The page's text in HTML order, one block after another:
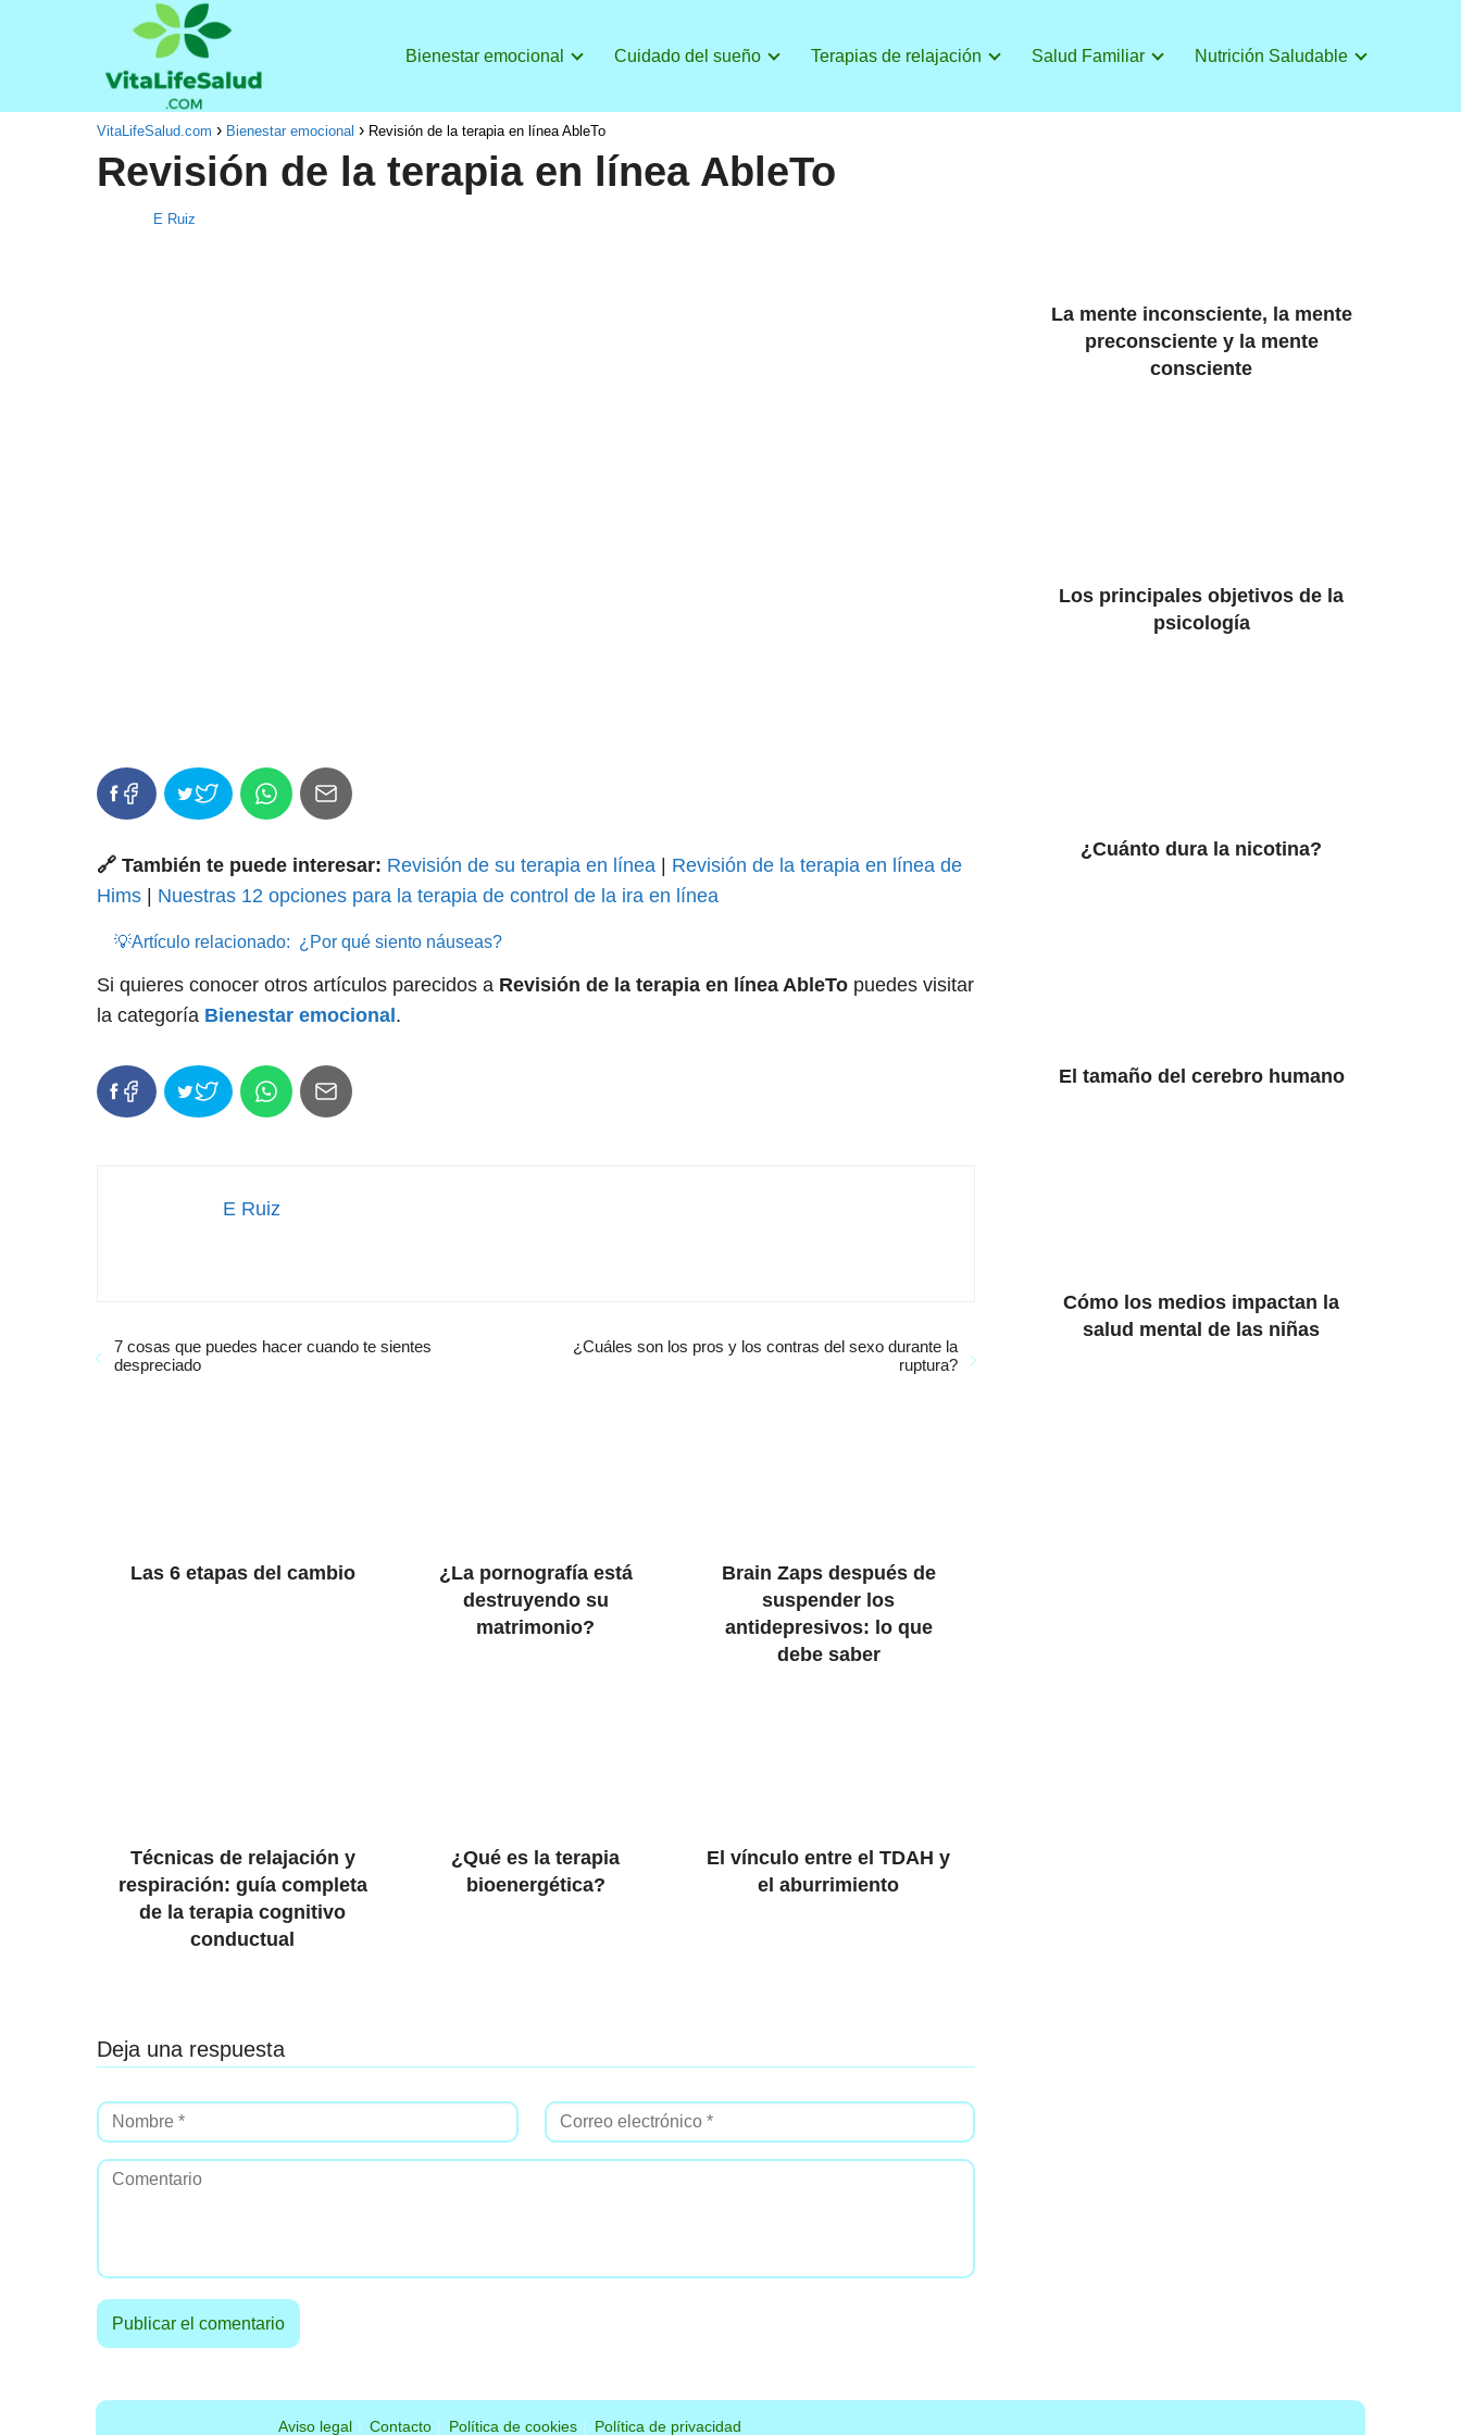
Bienestar emocional Cuidado del sueño Terapias de relajación Salud Familiar Nutrición Saludable
VitaLifeSalud.com Bienestar emocional Revisión de la terapia en línea AbleTo
Revisión de la terapia en línea AbleTo
E Ruiz
🔗 También te puede interesar: Revisión de su terapia en línea| Revisión de la terapia en línea de
Hims| Nuestras 12 opciones para la terapia de control de la ira en línea
💡Artículo relacionado: ¿Por qué siento náuseas?
Si quieres conocer otros artículos parecidos a Revisión de la terapia en línea AbleTopuedes visitar
la categoría Bienestar emocional .
E Ruiz
7 cosas que puedes hacer cuando te sientes
despreciado
¿Cuáles son los pros y los contras del sexo durante la
ruptura?
Las 6 etapas del cambio
¿La pornografía está
destruyendo su
matrimonio?
Brain Zaps después de
suspender los
antidepresivos: lo que
debe saber
Técnicas de relajación y
respiración: guía completa
de la terapia cognitivo
conductual
¿Qué es la terapia
bioenergética?
El vínculo entre el TDAH y
el aburrimiento
Deja una respuesta
La mente inconsciente, la mente
preconsciente y la mente
consciente
Los principales objetivos de la
psicología
¿Cuánto dura la nicotina?
El tamaño del cerebro humano
Cómo los medios impactan la
salud mental de las niñas
Aviso legal Contacto Política de cookies Política de privacidad